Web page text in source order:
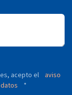
acepto el
aviso
*